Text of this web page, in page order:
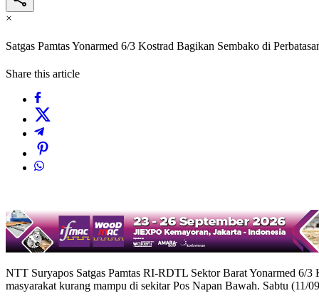
×
Satgas Pamtas Yonarmed 6/3 Kostrad Bagikan Sembako di
Share this article
NTT Suryapos Satgas Pamtas RI-RDTL Sektor Barat Yonarmed 6/
masyarakat kurang mampu di sekitar Pos Napan Bawah. Sabtu (11/